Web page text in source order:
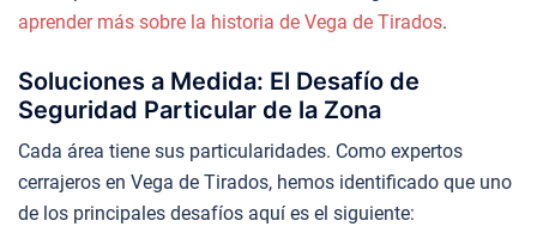
aprender más sobre la historia de Vega de Tirados.
Soluciones a Medida: El Desafío de
Seguridad Particular de la Zona
Cada área tiene sus particularidades. Como expertos
cerrajeros en Vega de Tirados, hemos identificado que uno
de los principales desafíos aquí es el siguiente: